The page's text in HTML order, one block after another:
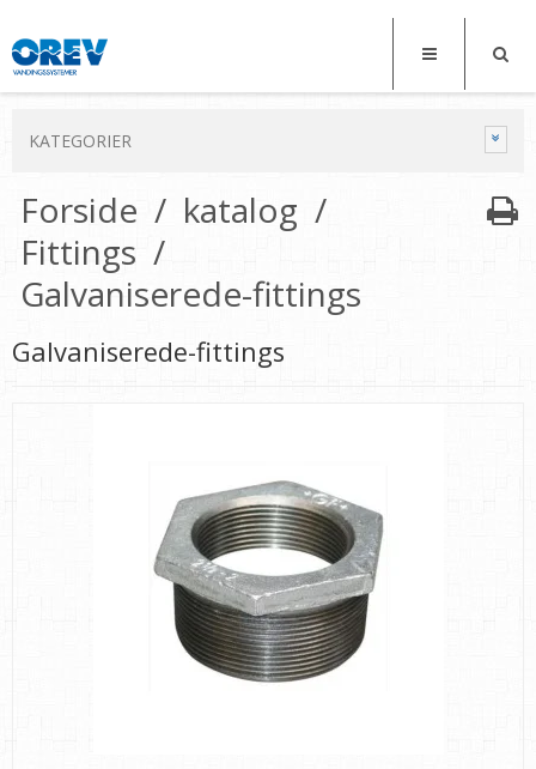
KATEGORIER
Forside / katalog /
Fittings /
Galvaniserede-fittings
Galvaniserede-fittings